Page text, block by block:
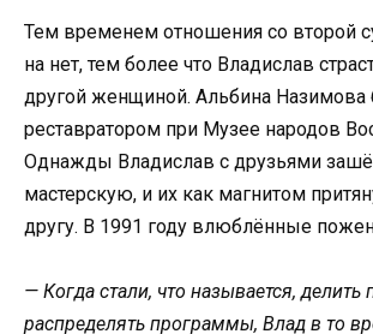
Тем временем отношения со второй
на нет, тем более что Владислав
другой женщиной. Альбина Назимова
реставратором при Музее народов
Однажды Владислав с друзьями
мастерскую, и их как магнитом
другу. В 1991 году влюблённые
— Когда стали, что называется, делить
распределять программы, Влад в то